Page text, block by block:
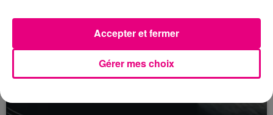
Gérer mes choix
Accepter et fermer